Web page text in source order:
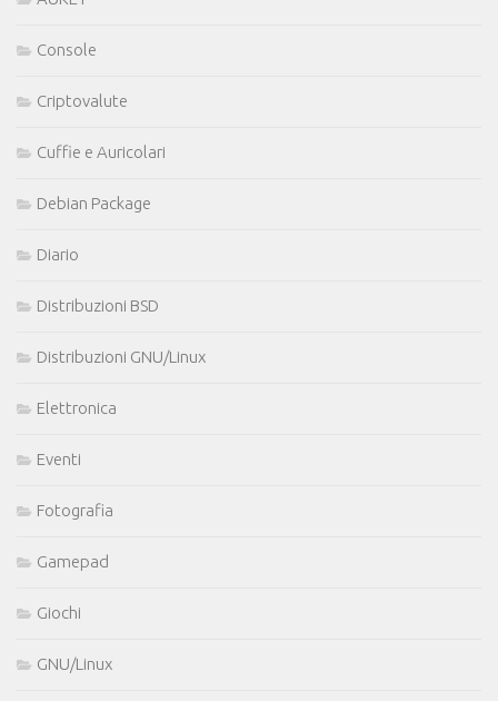
Console
Criptovalute
Cuffie e Auricolari
Debian Package
Diario
Distribuzioni BSD
Distribuzioni GNU/Linux
Elettronica
Eventi
Fotografia
Gamepad
Giochi
GNU/Linux